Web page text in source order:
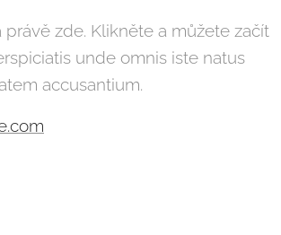
právě zde. Klikněte a můžete začít
unde omnis iste natus
accusantium.